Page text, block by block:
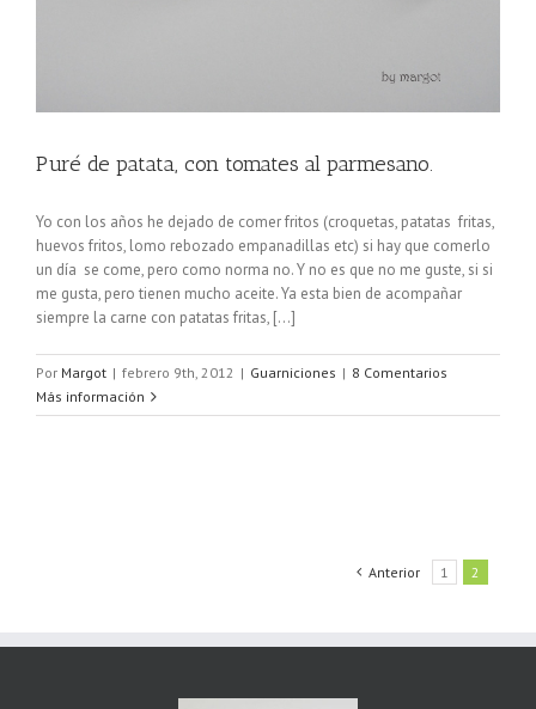
Puré de patata, con tomates al parmesano.
Yo con los años he dejado de comer fritos (croquetas, patatas fritas,
huevos fritos, lomo rebozado empanadillas etc) si hay que comerlo
un día se come, pero como norma no. Y no es que no me guste, si si
me gusta, pero tienen mucho aceite. Ya esta bien de acompañar
siempre la carne con patatas fritas, [...]
Por Margot | febrero 9th, 2012 | Guarniciones | 8 Comentarios
Más información
Anterior 1 2